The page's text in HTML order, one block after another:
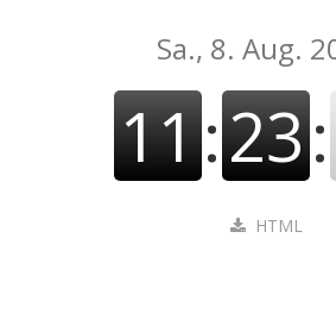
Sa., 8. Aug.
11:23:
HTML